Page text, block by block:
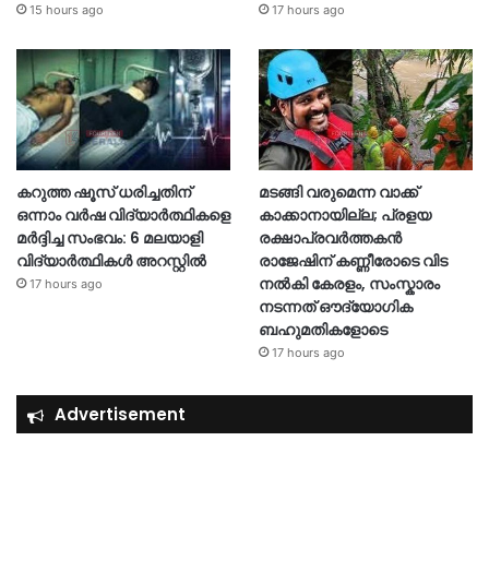
15 hours ago 17 hours ago
കറുത്ത ഷൂസ് ധരിച്ചതിന്
ഒന്നാം വർഷ വിദ്യാർത്ഥികളെ
മർദ്ദിച്ച സംഭവം: 6 മലയാളി
വിദ്യാർത്ഥികൾ അറസ്റ്റിൽ
17 hours ago
മടങ്ങി വരുമെന്ന വാക്ക്
കാക്കാനായില്ല; പ്രളയ
രക്ഷാപ്രവർത്തകൻ
രാജേഷിന് കണ്ണീരോടെ വിട
നൽകി കേരളം, സംസ്കാരം
നടന്നത് ഔദ്യോ​ഗിക
ബഹുമതികളോടെ
17 hours ago
Advertisement